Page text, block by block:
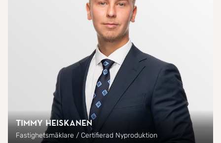
Timmy Heiskanen
Fastighetsmäklare / Certifierad Nyproduktion